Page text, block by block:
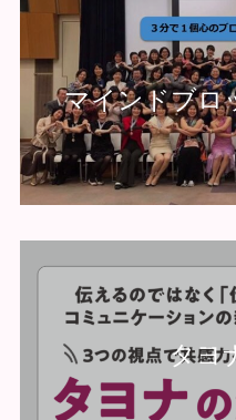
マインドブロ
タヨ